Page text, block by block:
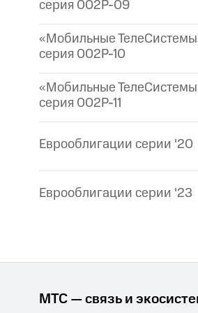
серия 002P-09
«Мобильные
серия 002P-10
«Мобильные
серия 002P-11
Еврооблигации серии '20
Еврооблигации серии '23
МТС — связь и